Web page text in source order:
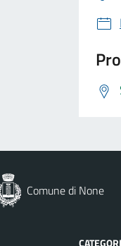
Comune di None